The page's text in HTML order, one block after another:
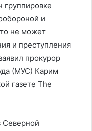
группировке
и
не может
и преступления
прокурор
(МУС) Карим
газете The
Северной